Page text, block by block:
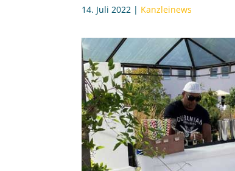
14. Juli 2022 | Kanzleinews